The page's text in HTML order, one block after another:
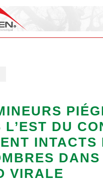
L’EST DU
INTACTS
DANS
VIRALE